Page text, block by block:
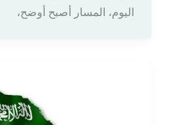
اليوم، المسار أصبح أوضح،